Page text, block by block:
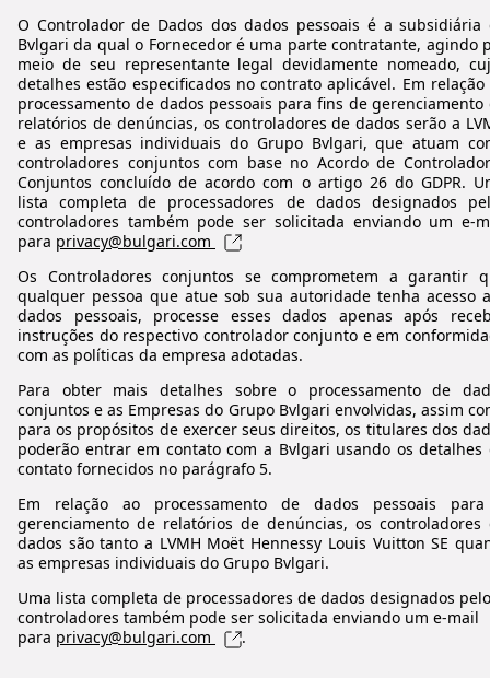
O Controlador de Dados dos dados pessoais é a subsidiária
Bvlgari da qual o Fornecedor é uma parte contratante, agindo
meio de seu representante legal devidamente nomeado,
detalhes estão especificados no contrato aplicável. Em relação
processamento de dados pessoais para fins de gerenciamento
relatórios de denúncias, os controladores de dados serão a
e as empresas individuais do Grupo Bvlgari, que atuam
controladores conjuntos com base no Acordo de
Conjuntos concluído de acordo com o artigo 26 do GDPR.
lista completa de processadores de dados designados
controladores também pode ser solicitada enviando um e-
para privacy@bulgari.com
Os Controladores conjuntos se comprometem a garantir
qualquer pessoa que atue sob sua autoridade tenha acesso
dados pessoais, processe esses dados apenas após
instruções do respectivo controlador conjunto e em
com as políticas da empresa adotadas.
Para obter mais detalhes sobre o processamento de
conjuntos e as Empresas do Grupo Bvlgari envolvidas, assim
para os propósitos de exercer seus direitos, os titulares dos
poderão entrar em contato com a Bvlgari usando os detalhes
contato fornecidos no parágrafo 5.
Em relação ao processamento de dados pessoais
gerenciamento de relatórios de denúncias, os controladores
dados são tanto a LVMH Moët Hennessy Louis Vuitton SE
as empresas individuais do Grupo Bvlgari.
Uma lista completa de processadores de dados designados
controladores também pode ser solicitada enviando um e-mail
para privacy@bulgari.com .